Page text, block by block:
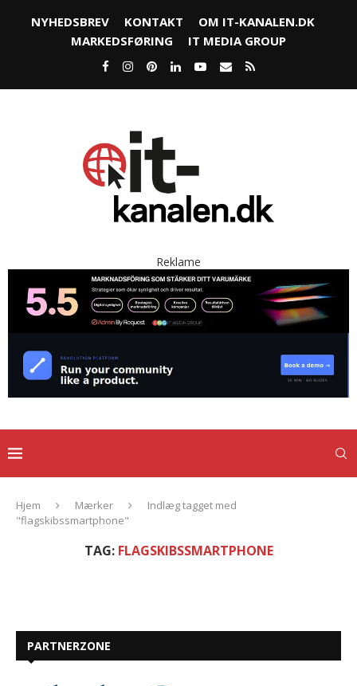
NYHEDSBREV KONTAKT
OM IT-KANALEN.DK
MARKEDSFØRING
IT MEDIA GROUP
Reklame
Hjem Mærker
Indlæg tagget med
"flagskibssmartphone"
TAG: FLAGSKIBSSMARTPHONE
PARTNERZONE